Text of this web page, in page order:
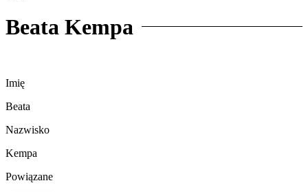
Beata Kempa
Imię
Beata
Nazwisko
Kempa
Powiązane